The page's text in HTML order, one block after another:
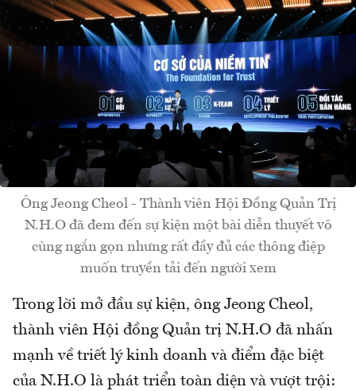
Ông Jeong Cheol - Thành viên Hội Đồng Quản Trị
N.H.O đã đem đến sự kiện một bài diễn thuyết vô
cùng ngắn gọn nhưng rất đầy đủ các thông điệp
muốn truyền tải đến người xem
Trong lời mở đầu sự kiện, ông Jeong Cheol,
thành viên Hội đồng Quản trị N.H.O đã nhấn
mạnh về triết lý kinh doanh và điểm đặc biệt
của N.H.O là phát triển toàn diện và vượt trội: